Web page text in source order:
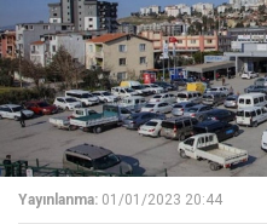
Yayınlanma: 01/01/2023 20:44